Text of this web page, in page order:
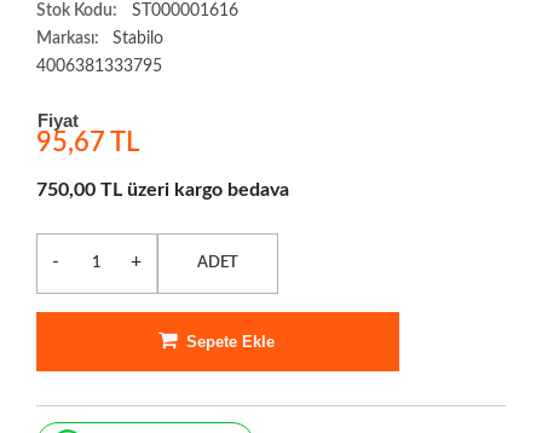
Stok Kodu:
ST000001616
Markası:
Stabilo
4006381333795
Fiyat
95,67 TL
750,00 TL üzeri kargo bedava
- + ADET
Sepete Ekle